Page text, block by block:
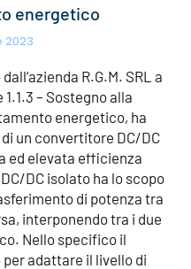
energetico
2023
R.G.M. SRL a
– Sostegno alla
energetico, ha
un convertitore DC/DC
ed elevata efficienza
DC isolato ha lo scopo
di potenza tra
interponendo tra i due
Nello specifico il
adattare il livello di